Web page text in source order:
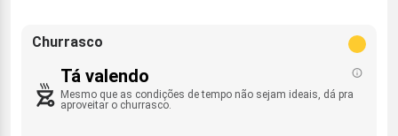
Churrasco
Tá valendo
Mesmo que as condições de tempo não sejam ideais, dá pra
aproveitar o churrasco.